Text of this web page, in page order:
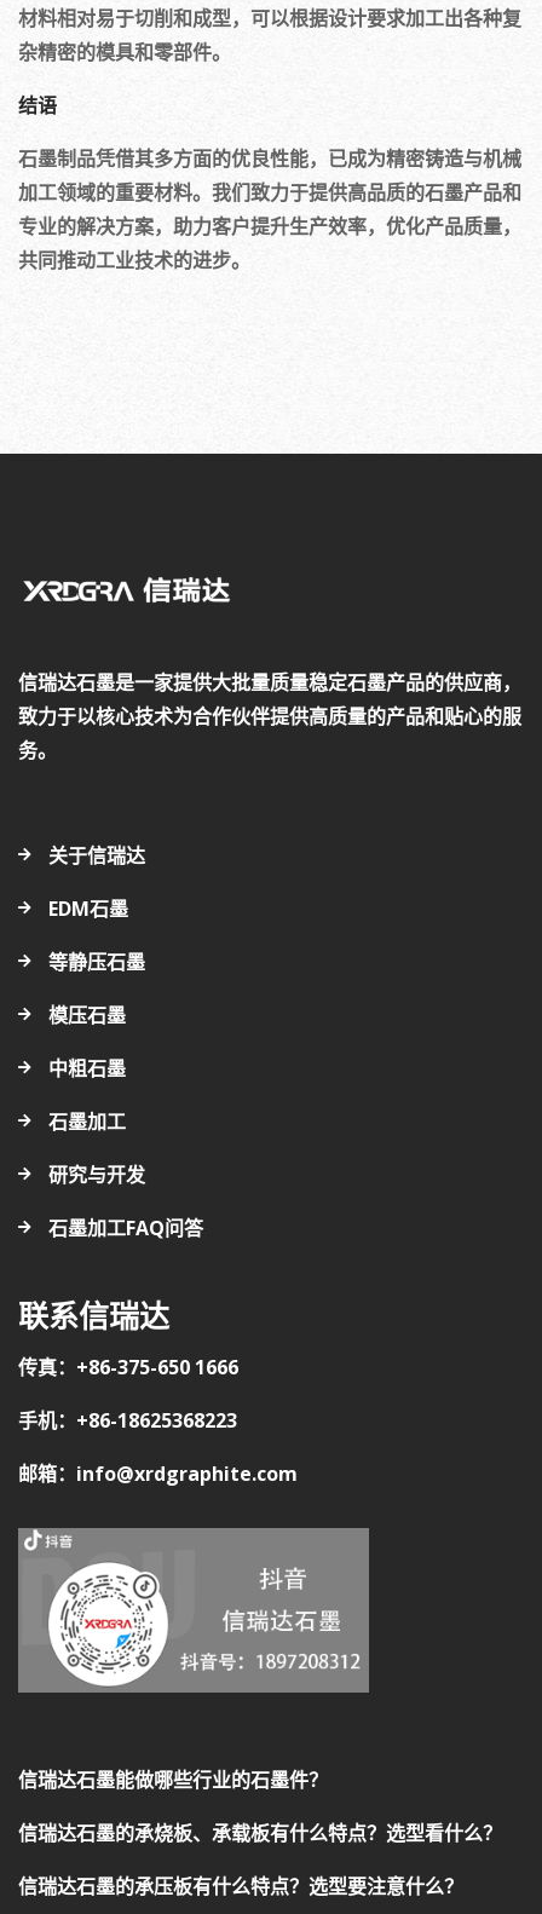
材料相对易于切削和成型，可以根据设计要求加工出各种复
杂精密的模具和零部件。
结语
石墨制品凭借其多方面的优良性能，已成为精密铸造与机械
加工领域的重要材料。我们致力于提供高品质的石墨产品和
专业的解决方案，助力客户提升生产效率，优化产品质量，
共同推动工业技术的进步。
信瑞达石墨是一家提供大批量质量稳定石墨产品的供应商，
致力于以核心技术为合作伙伴提供高质量的产品和贴心的服
务。
关于信瑞达
EDM石墨
等静压石墨
模压石墨
中粗石墨
石墨加工
研究与开发
石墨加工FAQ问答
联系信瑞达
传真：+86-375-650 1666
手机：+86-18625368223
邮箱：info@xrdgraphite.com
信瑞达石墨能做哪些行业的石墨件？
信瑞达石墨的承烧板、承载板有什么特点？选型看什么？
信瑞达石墨的承压板有什么特点？选型要注意什么？